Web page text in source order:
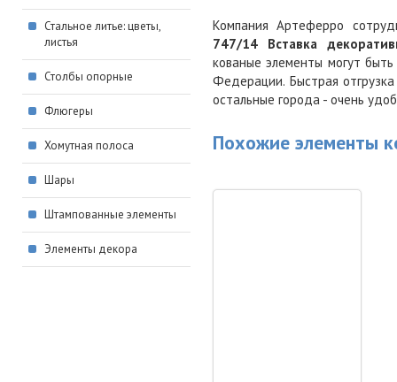
Стальное литье: цветы,
листья
Столбы опорные
Флюгеры
Хомутная полоса
Шары
Штампованные элементы
Элементы декора
Компания Артеферро
747/14 Вставка
кованые элементы могут
Федерации. Быстрая
остальные города - очень
Похожие элементы